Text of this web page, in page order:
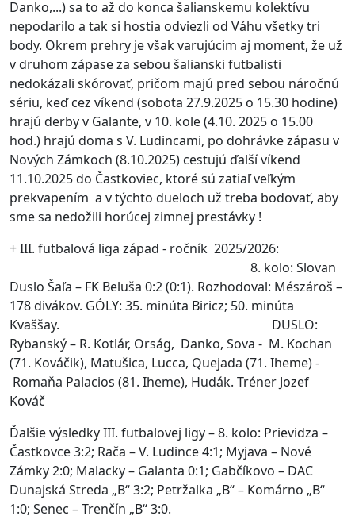
Danko,...) sa to až do konca šalianskemu kolektívu
nepodarilo a tak si hostia odviezli od Váhu všetky tri
body. Okrem prehry je však varujúcim aj moment, že už
v druhom zápase za sebou šalianski futbalisti
nedokázali skórovať, pričom majú pred sebou náročnú
sériu, keď cez víkend (sobota 27.9.2025 o 15.30 hodine)
hrajú derby v Galante, v 10. kole (4.10. 2025 o 15.00
hod.) hrajú doma s V. Ludincami, po dohrávke zápasu v
Nových Zámkoch (8.10.2025) cestujú ďalší víkend
11.10.2025 do Častkoviec, ktoré sú zatiaľ veľkým
prekvapením a v týchto dueloch už treba bodovať, aby
sme sa nedožili horúcej zimnej prestávky !
+ III. futbalová liga západ - ročník 2025/2026:
8. kolo: Slovan
Duslo Šaľa – FK Beluša 0:2 (0:1). Rozhodoval: Mészároš –
178 divákov. GÓLY: 35. minúta Biricz; 50. minúta
Kvaššay. DUSLO:
Rybanský – R. Kotlár, Orság, Danko, Sova - M. Kochan
(71. Kováčik), Matušica, Lucca, Quejada (71. Iheme) -
Romaňa Palacios (81. Iheme), Hudák. Tréner Jozef
Kováč
Ďalšie výsledky III. futbalovej ligy – 8. kolo: Prievidza –
Častkovce 3:2; Rača – V. Ludince 4:1; Myjava – Nové
Zámky 2:0; Malacky – Galanta 0:1; Gabčíkovo – DAC
Dunajská Streda „B“ 3:2; Petržalka „B“ – Komárno „B“
1:0; Senec – Trenčín „B“ 3:0.